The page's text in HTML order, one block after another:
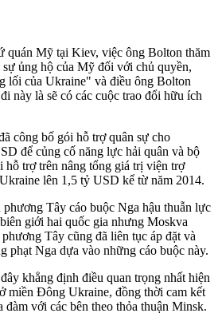
quán Mỹ tại Kiev, việc ông Bolton thăm
ủng hộ của Mỹ đối với chủ quyền,
lối của Ukraine" và điều ông Bolton
này là sẽ có các cuộc trao đổi hữu ích
công bố gói hỗ trợ quân sự cho
để củng cố năng lực hải quân và bộ
hỗ trợ trên nâng tổng giá trị viện trợ
lên 1,5 tỷ USD kể từ năm 2014.
Tây cáo buộc Nga hậu thuẫn lực
giới hai quốc gia nhưng Moskva
Tây cũng đã liên tục áp đặt và
phạt Nga dựa vào những cáo buộc này.
khẳng định điều quan trọng nhất hiện
miền Đông Ukraine, đồng thời cam kết
với các bên theo thỏa thuận Minsk.